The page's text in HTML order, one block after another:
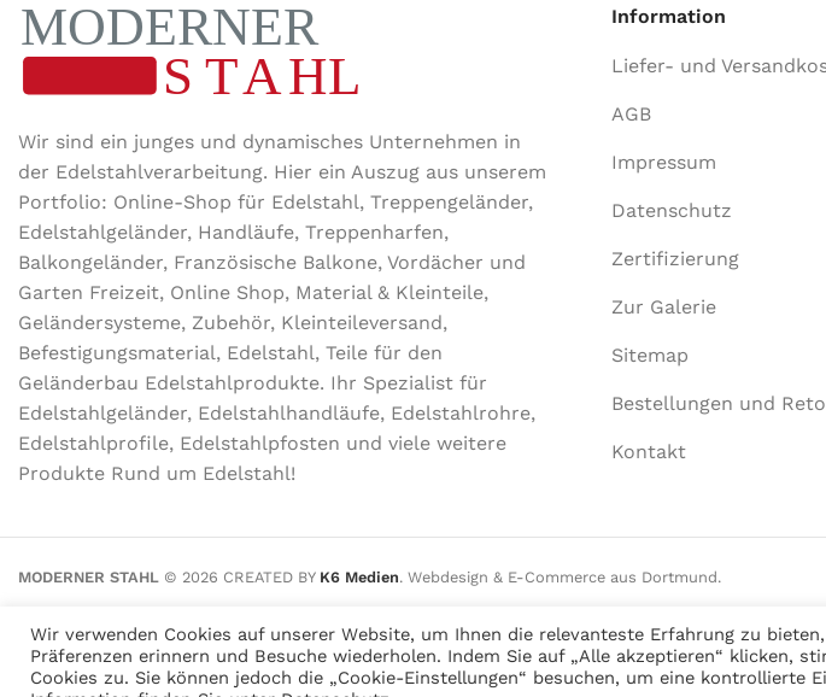
Wir sind ein junges und dynamisches Unternehmen in
der Edel­stahl­ver­arbeitung. Hier ein Auszug aus unserem
Portfolio: Online-Shop für Edelstahl, Treppengeländer,
Edelstahlgeländer, Handläufe, Treppenharfen,
Balkongeländer, Französische Balkone, Vordächer und
Garten Freizeit, Online Shop, Material & Kleinteile,
Geländersysteme, Zubehör, Kleinteileversand,
Befestigungsmaterial, Edelstahl, Teile für den
Geländerbau Edelstahlprodukte. Ihr Spezialist für
Edelstahlgeländer, Edelstahlhandläufe, Edelstahlrohre,
Edelstahlprofile, Edelstahlpfosten und viele weitere
Produkte Rund um Edelstahl!
Information
Liefer- und
AGB
Impressum
Datenschutz
Zertifizierung
Zur Galerie
Sitemap
Bestellungen und
Kontakt
MODERNER STAHL © 2026 CREATED BY K6 Medien. Webdesign & E-Commerce aus Dortmund.
Wir verwenden Cookies auf unserer Website, um Ihnen die relevanteste Erfahrung zu
Präferenzen erinnern und Besuche wiederholen. Indem Sie auf „Alle akzeptieren“ klicken,
Cookies zu. Sie können jedoch die „Cookie-Einstellungen“ besuchen, um eine kontrollierte